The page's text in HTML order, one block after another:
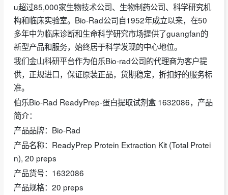
u超过85,000家生物技术公司、生物制药公司、科学研究机
构和临床实验室。Bio-Rad公司自1952年成立以来，在50
多年中为临床诊断和生命科学研究市场提供了guangfan的
新型产品和服务，始终居于科学发现的中心地位。
我们金山科研平台作为伯乐Bio-rad公司的代理商为客户提
供，正规进口，保证原装正品，货期稳定，折扣好的服务标
准。
伯乐Bio-Rad ReadyPrep-蛋白提取试剂盒 1632086，产品
简介：
产品品牌：Bio-Rad
产品名称：ReadyPrep Protein Extraction Kit (Total Protei
n), 20 preps
产品货号：1632086
产品规格：20 preps